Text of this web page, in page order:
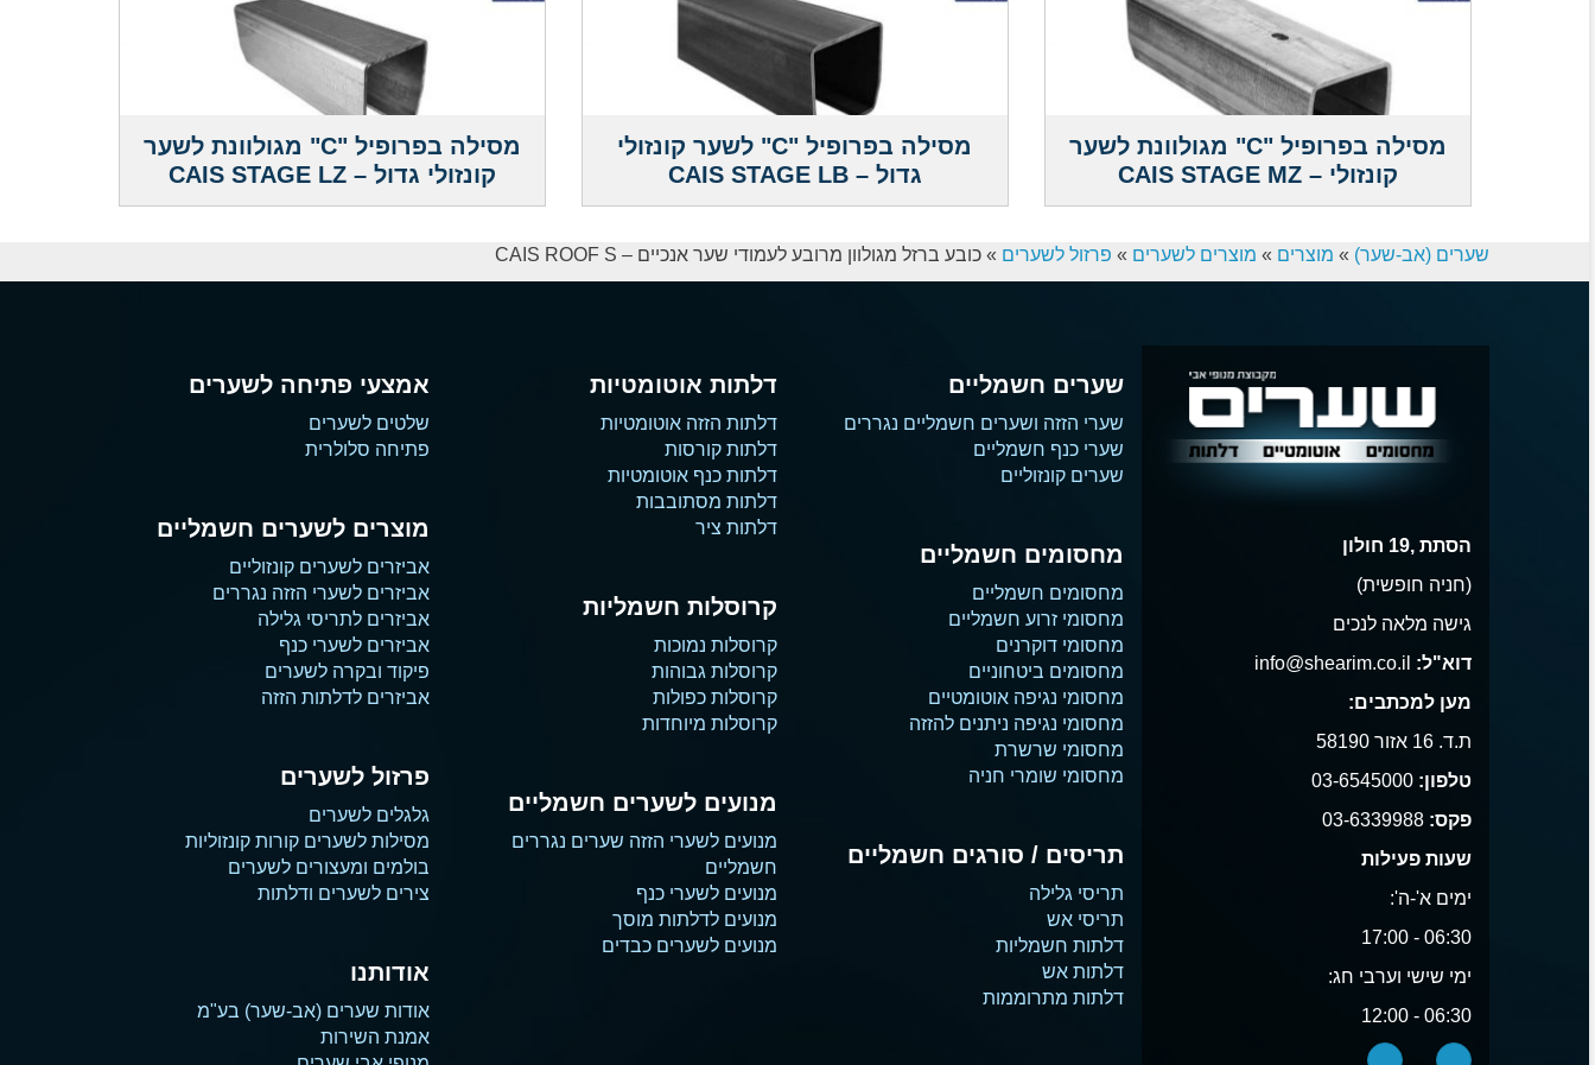
מסילה בפרופיל "C" מגולוונת לשער
קונזולי – CAIS STAGE MZ
מסילה בפרופיל "C" לשער קונזולי
גדול – CAIS STAGE LB
מסילה בפרופיל "C" מגולוונת לשער
קונזולי גדול – CAIS STAGE LZ
שערים (אב-שער) » מוצרים » מוצרים לשערים » פרזול לשערים »כובע ברזל מגולוון מרובע לעמודי שער אנכיים – CAIS ROOF S
הסתת ,19 חולון
(חניה חופשית)
גישה מלאה לנכים
דוא"ל:
מען למכתבים:
ת.ד. 16 אזור 58190
טלפון: 03-6545000
פקס: 03-6339988
שעות פעילות
ימים א'-ה':
06:30 - 17:00
ימי שישי וערבי חג:
06:30 - 12:00
שערים חשמליים
שערי הזזה ושערים חשמליים נגררים
שערי כנף חשמליים
שערים קונזוליים
מחסומים חשמליים
מחסומים חשמליים
מחסומי זרוע חשמליים
מחסומי דוקרנים
מחסומים ביטחוניים
מחסומי נגיפה אוטומטיים
מחסומי נגיפה ניתנים להזזה
מחסומי שרשרת
מחסומי שומרי חניה
תריסים / סורגים חשמליים
תריסי גלילה
תריסי אש
דלתות חשמליות
דלתות אש
דלתות מתרוממות
דלתות אוטומטיות
דלתות הזזה אוטומטיות
דלתות קורסות
דלתות כנף אוטומטיות
דלתות מסתובבות
דלתות ציר
קרוסלות חשמליות
קרוסלות נמוכות
קרוסלות גבוהות
קרוסלות כפולות
קרוסלות מיוחדות
מנועים לשערים חשמליים
מנועים לשערי הזזה שערים נגררים
חשמליים
מנועים לשערי כנף
מנועים לדלתות מוסך
מנועים לשערים כבדים
אמצעי פתיחה לשערים
שלטים לשערים
פתיחה סלולרית
מוצרים לשערים חשמליים
אביזרים לשערים קונזוליים
אביזרים לשערי הזזה נגררים
אביזרים לתריסי גלילה
אביזרים לשערי כנף
פיקוד ובקרה לשערים
אביזרים לדלתות הזזה
פרזול לשערים
גלגלים לשערים
מסילות לשערים קורות קונזוליות
בולמים ומעצורים לשערים
צירים לשערים ודלתות
אודותנו
אודות שערים (אב-שער) בע"מ
אמנת השירות